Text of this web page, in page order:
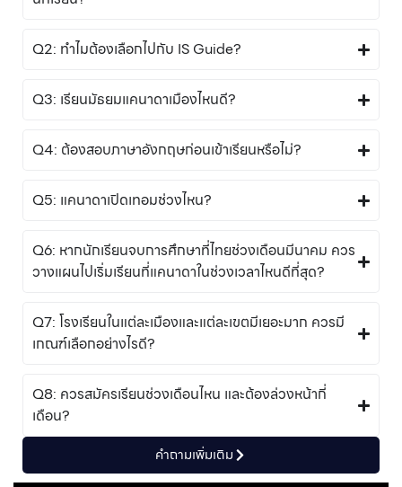
Q2: ทำไมต้องเลือกไปกับ IS Guide?
Q3: เรียนมัธยมแคนาดาเมืองไหนดี?
Q4: ต้องสอบภาษาอังกฤษก่อนเข้าเรียนหรือไม่?
Q5: แคนาดาเปิดเทอมช่วงไหน?
Q6: หากนักเรียนจบการศึกษาที่ไทยช่วงเดือนมีนาคม ควร
วางแผนไปเริ่มเรียนที่แคนาดาในช่วงเวลาไหนดีที่สุด?
Q7: โรงเรียนในแต่ละเมืองและแต่ละเขตมีเยอะมาก ควรมี
เกณฑ์เลือกอย่างไรดี?
Q8: ควรสมัครเรียนช่วงเดือนไหน และต้องล่วงหน้ากี่
เดือน?
คําถามเพิ่มเติม